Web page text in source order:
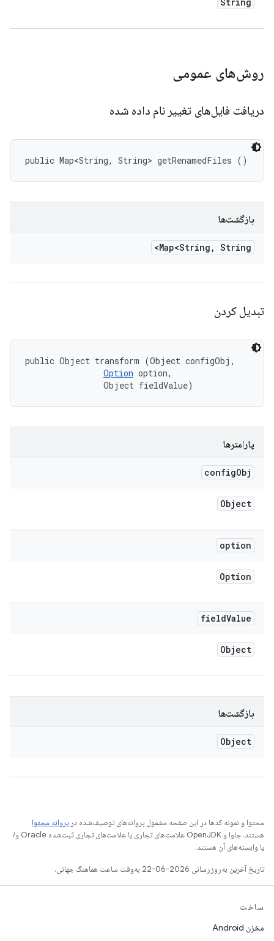
روش‌های عمومی
دریافت فایل‌های تغییر نام داده شده
public Map<String, String> getRenamedFiles ()
بازگشت‌ها
Map<String , String>
تبدیل کردن
public Object transform (Object configObj,
Option option,
                Object fieldValue)
پارامترها
configObj
Object
option
Option
fieldValue
Object
بازگشت‌ها
Object
محتوا و نمونه کدها در این صفحه مشمول پروانه‌های توصیف‌شده در پروانه محتوا
هستند. جاوا و OpenJDK علامت‌های تجاری یا علامت‌های تجاری ثبت‌شده Oracle و/
یا وابسته‌های آن هستند.
تاریخ آخرین به‌روزرسانی 2026-06-22 به‌وقت ساعت هماهنگ جهانی.
ساخت
مخزن Android